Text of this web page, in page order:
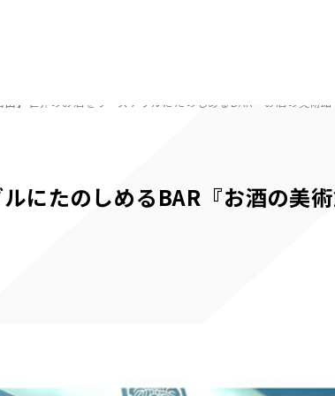
食店開業｜居抜き店舗
山】世界のお酒をリーズナブルにたのしめるBAR『お酒の美術
にたのしめるBAR『お酒の美